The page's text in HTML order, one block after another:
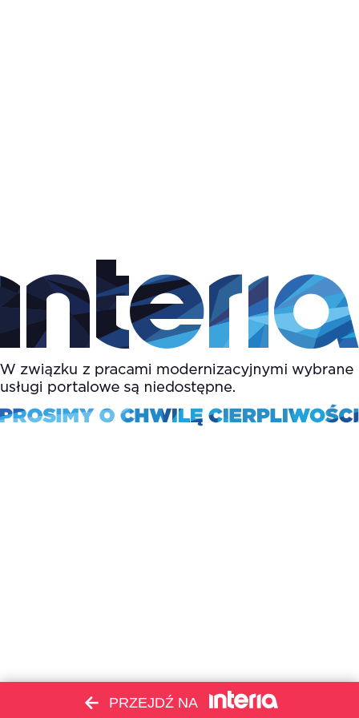
PRZEJDŹ NA